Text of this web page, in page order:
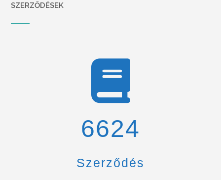
SZERZŐDÉSEK
6900
Szerződés